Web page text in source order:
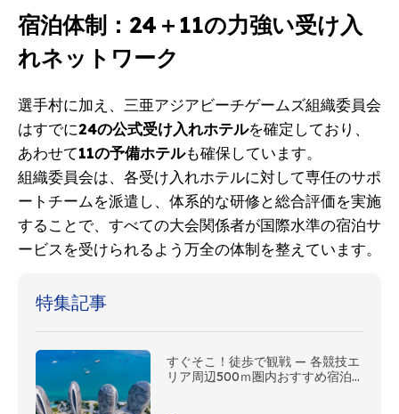
宿泊体制：24＋11の力強い受け入
れネットワーク
選手村に加え、三亜アジアビーチゲームズ組織委員会
はすでに24の公式受け入れホテルを確定しており、
あわせて11の予備ホテルも確保しています。
組織委員会は、各受け入れホテルに対して専任のサポ
ートチームを派遣し、体系的な研修と総合評価を実施
することで、すべての大会関係者が国際水準の宿泊サ
ービスを受けられるよう万全の体制を整えています。
特集記事
すぐそこ！徒歩で観戦 — 各競技エ
リア周辺500ｍ圏内おすすめ宿泊